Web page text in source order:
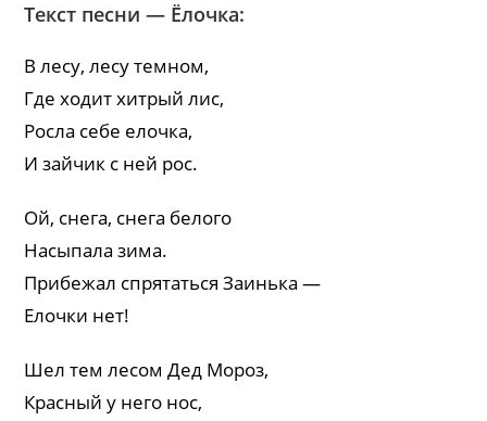
Текст песни — Ёлочка:
В лесу, лесу темном,
Где ходит хитрый лис,
Росла себе елочка,
И зайчик с ней рос.
Ой, снега, снега белого
Насыпала зима.
Прибежал спрятаться Заинька —
Елочки нет!
Шел тем лесом Дед Мороз,
Красный у него нос,